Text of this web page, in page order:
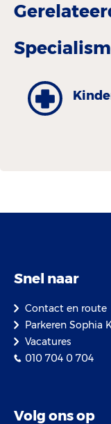
Snel naar
Contact en route
Parkeren Sophia
Vacatures
010 704 0 704
Volg ons op